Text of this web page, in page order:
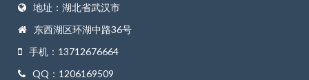
地址：湖北省武汉市
东西湖区环湖中路36号
手机：13712676664
QQ：1206169509